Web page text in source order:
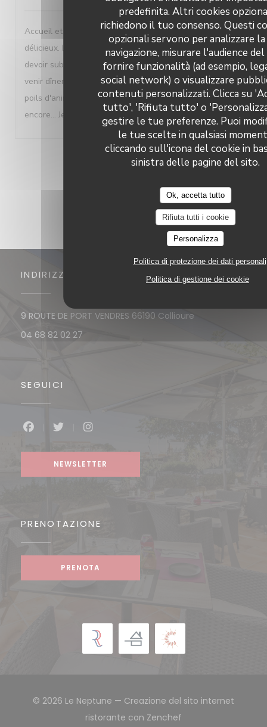
predefinita. Altri cookies
richiedono il tuo consenso. Questi
opzionali servono per analizzare
navigazione, misurare l'audience
fornire funzionalità (ad esempio,
social network) o visualizzare
contenuti personalizzati. Clicca su
tutto', 'Rifiuta tutto' o
gestire le tue preferenze. Puoi
le tue scelte in qualsiasi
cliccando sull'icona del cookie in
sinistra delle pagine del sito.
Ok, accetta tutto
Rifiuta tutti i cookie
Personalizza
Politica di protezione dei dati personali
Politica di gestione dei cookie
Accueil et service parfait. Dans les assiettes des mets
délicieux. Lieu de toute beauté. En revanche pénible de
devoir subir les gens qui ne peuvent pas s'empêcher de
venir dîner avec leur chien quand on est allergique aux
poils d'animaux!!! Nous reviendrons encore et encore et
encore... Je recommande vivement
2 3
INDIRIZZO
9 ROUTE DE PORT VENDRES 66190 Collioure
04 68 82 02 27
SEGUICI
Facebook ((apre una nuova finestra))
NEWSLETTER
PRENOTAZIONE
PRENOTA
© 2026 Le Neptune — Creazione del sito internet
ristorante con Zenchef